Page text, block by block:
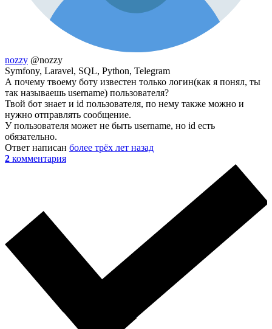
nozzy @nozzy
Symfony, Laravel, SQL, Python, Telegram
А почему твоему боту известен только логин(как я понял, ты
так называешь username) пользователя?
Твой бот знает и id пользователя, по нему также можно и
нужно отправлять сообщение.
У пользователя может не быть username, но id есть
обязательно.
Ответ написан более трёх лет назад
2 комментария